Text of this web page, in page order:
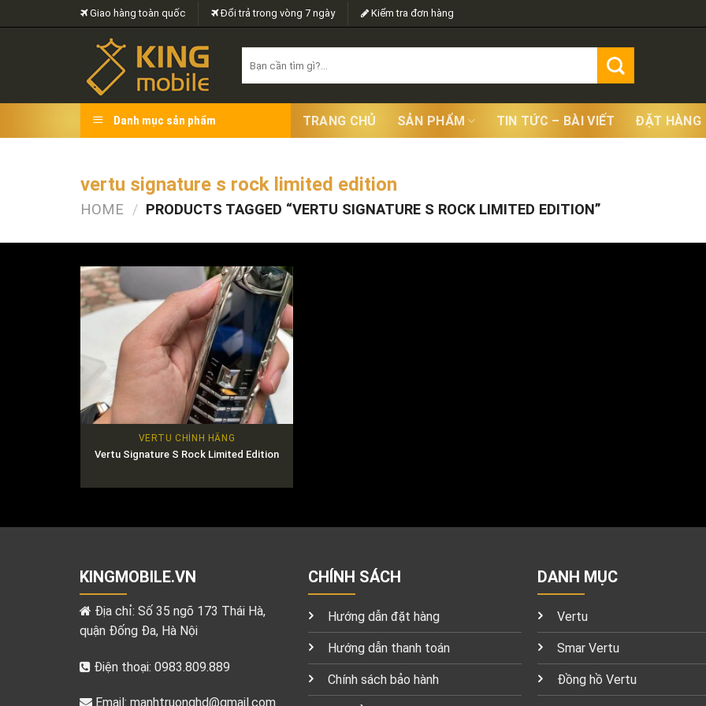
to
Giao hàng toàn quốc Đổi trả trong vòng 7 ngày Kiểm tra đơn hàng
for:
Danh mục sản phẩm TRANG CHỦ SẢN PHẨM TIN TỨC – BÀI VIẾT ĐẶT HÀNG
vertu signature s rock limited edition
HOME / PRODUCTS TAGGED “VERTU SIGNATURE S ROCK LIMITED EDITION”
VERTU CHÍNH HÃNG
Vertu Signature S Rock Limited Edition
KINGMOBILE.VN
Địa chỉ: Số 35 ngõ 173 Thái Hà,
quận Đống Đa, Hà Nội
Điện thoại: 0983.809.889
Email: manhtruonghd@gmail.com
CHÍNH SÁCH
Hướng dẫn đặt hàng
Hướng dẫn thanh toán
Chính sách bảo hành
DANH MỤC
Vertu
Smar Vertu
Đồng hồ Vertu